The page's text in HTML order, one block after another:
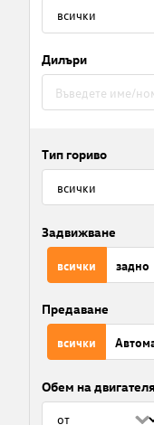
Дилъри
Тип гориво
Задвижване
всички задно
Предаване
всички
Обем на двигателя